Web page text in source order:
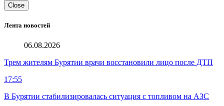
Close
Лента новостей
06.08.2026
Трем жителям Бурятии врачи восстановили лицо после ДТП
17:55
В Бурятии стабилизировалась ситуация с топливом на АЗС